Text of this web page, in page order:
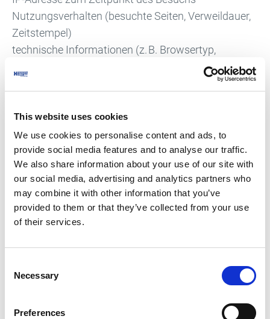
This website uses cookies
We use cookies to personalise content and ads, to
provide social media features and to analyse our traffic.
We also share information about your use of our site with
our social media, advertising and analytics partners who
may combine it with other information that you’ve
provided to them or that they’ve collected from your use
of their services.
Selection
Necessary
Preferences
Nutzungsverhalten (besuchte Seiten, Verweildauer,
Zeitstempel)
technische Informationen (z. B. Browsertyp,
ggf. Informationen aus URL-Parametern (z. B.
Die erfassten Daten werden mit einer
unternehmensbezogenen Whitelist abgeglichen und
zu Analysezwecken ausgewertet. Dabei können
unter anderem Branchencode, Firmennamen und
Standortinformationen ermittelt werden. Eine
Adressen-Anonymisierung aktiviert. Die IP-Adresse
gespeichert.